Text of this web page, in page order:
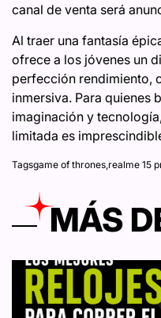
canal de venta será
Al traer una fantasía
ofrece a los jóvenes un
perfección rendimiento,
inmersiva. Para quienes
imaginación y
limitada es
Tagsgame of thrones realme 15
MÁS